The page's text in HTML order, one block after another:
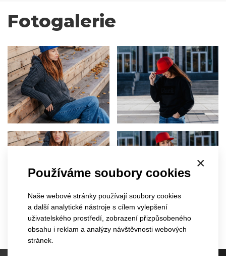
×
Používáme soubory cookies
Naše webové stránky používají soubory cookies
a další analytické nástroje s cílem vylepšení
uživatelského prostředí, zobrazení přizpůsobeného
obsahu i reklam a analýzy návštěvnosti webových
stránek.
Fotogalerie